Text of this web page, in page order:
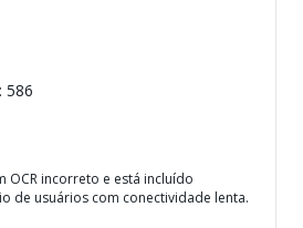
586
OCR incorreto e está incluído
de usuários com conectividade lenta.